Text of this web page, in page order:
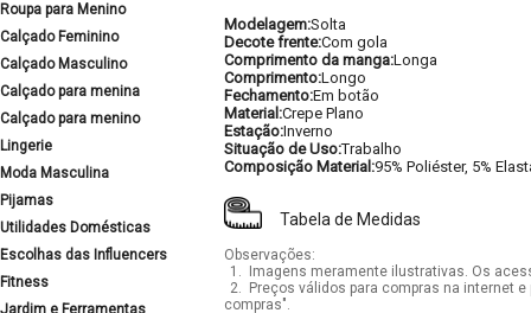
Roupa para Menino
Calçado Feminino
Calçado Masculino
Calçado para menina
Calçado para menino
Lingerie
Moda Masculina
Pijamas
Utilidades Domésticas
Escolhas das Influencers
Fitness
Jardim e Ferramentas
Modelagem:Solta
Decote frente:Com gola
Comprimento da manga:Longa
Comprimento:Longo
Fechamento:Em botão
Material:Crepe Plano
Estação:Inverno
Situação de Uso:Trabalho
Composição Material:95% Poliéster, 5%
Tabela de Medidas
Observações:
1.
Imagens meramente ilustrativas. Os
2.
Preços válidos para compras na internet
compras".